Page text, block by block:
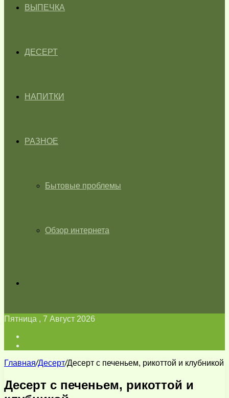
ВЫПЕЧКА
ДЕСЕРТ
НАПИТКИ
РАЗНОЕ
Бытовые проблемы
Обзор интернета
Пятница , 7 Август 2026
Главная/Десерт/Десерт с печеньем, рикоттой и клубникой
Десерт с печеньем, рикоттой и